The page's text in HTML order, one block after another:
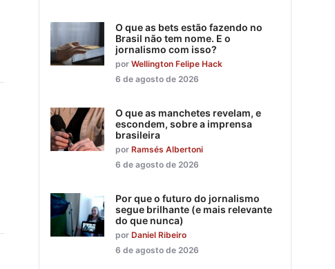
O que as bets estão fazendo no
Brasil não tem nome. E o
jornalismo com isso?
por Wellington Felipe Hack
6 de agosto de 2026
O que as manchetes revelam, e
escondem, sobre a imprensa
brasileira
por Ramsés Albertoni
6 de agosto de 2026
Por que o futuro do jornalismo
segue brilhante (e mais relevante
do que nunca)
por Daniel Ribeiro
6 de agosto de 2026